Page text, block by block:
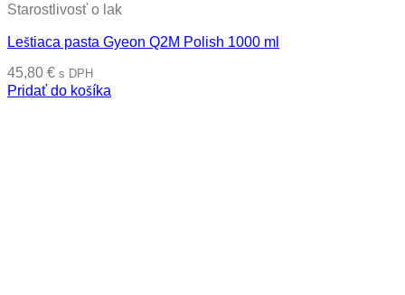
Starostlivosť o lak
Leštiaca pasta Gyeon Q2M Polish 1000 ml
45,80 € s DPH
Pridať do košíka